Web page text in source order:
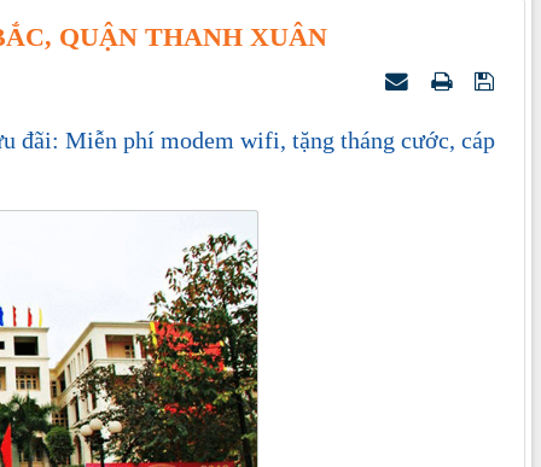
QUẬN THANH XUÂN
đãi: Miễn phí modem wifi, tặng tháng cước, cáp